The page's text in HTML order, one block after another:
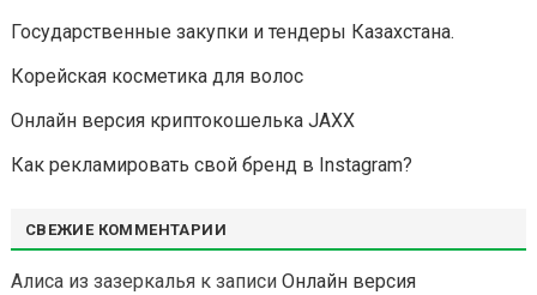
Государственные закупки и тендеры Казахстана.
Корейская косметика для волос
Онлайн версия криптокошелька JAXX
Как рекламировать свой бренд в Instagram?
СВЕЖИЕ КОММЕНТАРИИ
Алиса из зазеркальяк записи Онлайн версия